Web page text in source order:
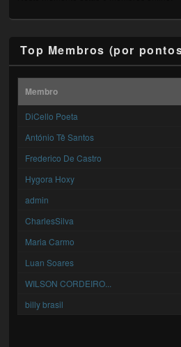
Top Membros (por
Membro
DiCello Poeta
António Tê Santos
Frederico De Castro
Hygora Hoxy
admin
CharlesSilva
Maria Carmo
Luan Soares
WILSON CORDEIRO...
billy brasil